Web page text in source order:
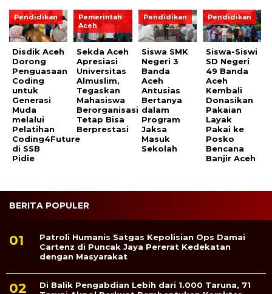
Pendidikan
Disdik Aceh
Dorong
Penguasaan
Coding
untuk
Generasi
Muda
melalui
Pelatihan
Coding4Future
di SSB
Pidie
Pemerintah
Aceh
Sekda Aceh
Apresiasi
Universitas
Almuslim,
Tegaskan
Mahasiswa
Berorganisasi
Tetap Bisa
Berprestasi
Pendidikan
Siswa SMK
Negeri 3
Banda
Aceh
Antusias
Bertanya
dalam
Program
Jaksa
Masuk
Sekolah
Pendidikan
Siswa-Siswi
SD Negeri
49 Banda
Aceh
Kembali
Donasikan
Pakaian
Layak
Pakai ke
Posko
Bencana
Banjir Aceh
BERITA POPULER
Patroli Humanis Satgas Kepolisian Ops Damai
Cartenz di Puncak Jaya Pererat Kedekatan
dengan Masyarakat
Di Balik Pengabdian Lebih dari 1.000 Taruna, 71